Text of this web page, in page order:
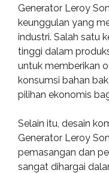
Generator Leroy
keunggulan yang
industri. Salah satu
tinggi dalam
untuk memberikan
konsumsi bahan
pilihan ekonomis
Selain itu, desain
Generator Leroy
pemasangan dan
sangat dihargai